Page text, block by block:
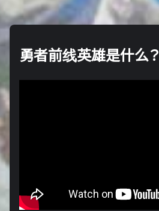
勇者前线英雄是什么？